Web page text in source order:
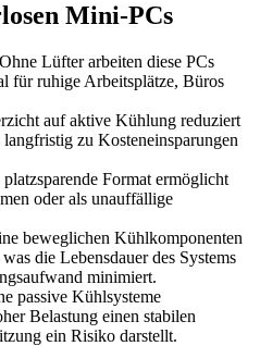
Mini-PCs
Ohne Lüfter arbeiten diese PCs
für ruhige Arbeitsplätze, Büros
auf aktive Kühlung reduziert
zu Kosteneinsparungen
platzsparende Format ermöglicht
oder als unauffällige
beweglichen Kühlkomponenten
die Lebensdauer des Systems
minimiert.
passive Kühlsysteme
Belastung einen stabilen
ein Risiko darstellt.